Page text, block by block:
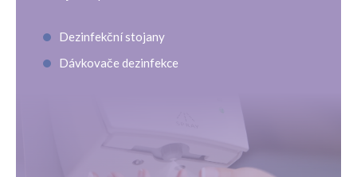
Dezinfekční stojany
Dávkovače dezinfekce